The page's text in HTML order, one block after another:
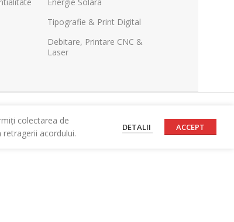
Tipografie & Print Digital
Debitare, Printare CNC &
Laser
colectarea de
acordului.
DETALII ACCEPT